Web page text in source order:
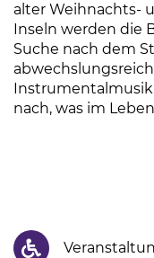
alter Weihnachts-
Inseln werden die
Suche nach dem
Instrumentalmusik
nach, was im